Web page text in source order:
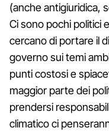
(anche antigiuridica,
Ci sono pochi politici
cercano di portare il
governo sui temi
punti costosi e
maggior parte dei
prendersi
climatico ci